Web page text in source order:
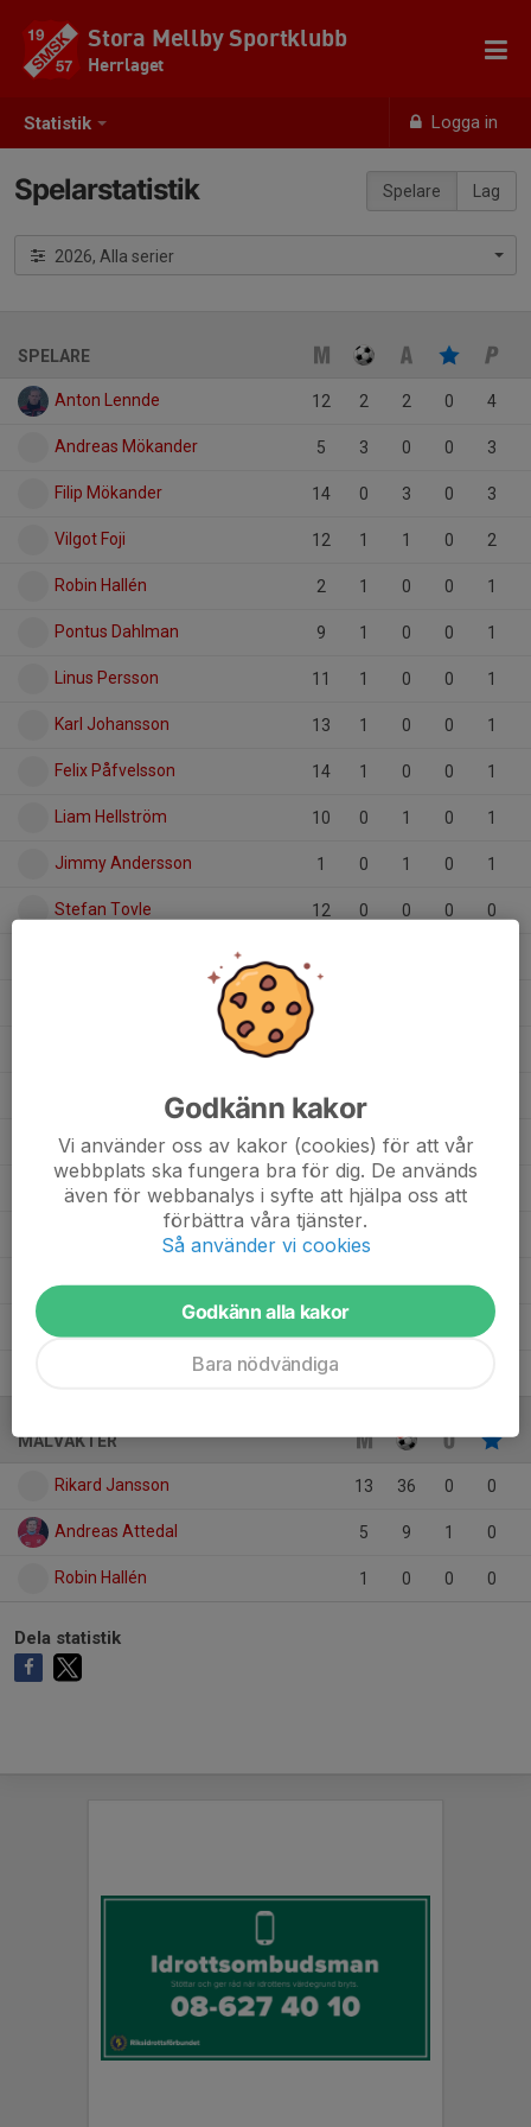
Statistik Logga in
Stora Mellby Sportklubb
Herrlaget
Spelare Lag
Spelarstatistik
2026, Alla serier
SPELARE
Anton Lennde 12 2 2 0 4
Andreas Mökander 5 3 0 0 3
Filip Mökander 14 0 3 0 3
Vilgot Foji 12 1 1 0 2
Robin Hallén 2 1 0 0 1
Pontus Dahlman 9 1 0 0 1
Linus Persson 11 1 0 0 1
Karl Johansson 13 1 0 0 1
Felix Påfvelsson 14 1 0 0 1
Liam Hellström 10 0 1 0 1
Jimmy Andersson 1 0 1 0 1
Stefan Tovle 12 0 0 0 0
12
Louai Shamashan 4
Johannes Hedén 9 0 0 0
Gustav Johansson 2 0 0 0
Emil Agardsson
7 0 0 0
0
Albin Hjalmarsson Praag 7
MÅLVAKTER
Rikard Jansson 13 36 0 0
Andreas Attedal 5 9 1 0
Robin Hallén 1 0 0 0
Dela statistik
Godkänn kakor
Vi använder oss av kakor (cookies) för att vår
webbplats ska fungera bra för dig. De används
även för webbanalys i syfte att hjälpa oss att
förbättra våra tjänster.
Så använder vi cookies
Godkänn alla kakor
Bara nödvändiga